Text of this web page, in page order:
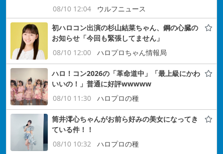
08/10 12:04
ウルフニュース
初ハロコン出演の杉山結菜ちゃん、鋼の心臓の
お知らせ「今回も緊張してません」
08/10 12:00
ハロプロちゃん情報局
ハロ！コン2026の「革命道中」「最上級にかわ
いいの！」普通に好評wwwww
08/10 11:30
ハロプロの種
筒井澪心ちゃんがお前ら好みの美女になってき
ている件！！
08/10 10:32
ハロプロの種